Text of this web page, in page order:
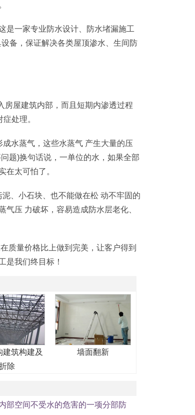
是一家专业防水设计、防水堵漏施工
备，保证解决各类屋顶渗水、生间防
房屋建筑内部，而且短期内渗透过程
处理。
水蒸气，这些水蒸气 产生大量的压
题)换句话说，一单位的水，如果全部
在太可怕了。
、小石块、也不能做在松 动不牢固的
压 力破坏，容易造成防水层老化、
质量价格比上做到完美，让客户得到
是我们终目标！
建筑构建及
除
墙面翻新
部空间不受水的危害的一项分部防